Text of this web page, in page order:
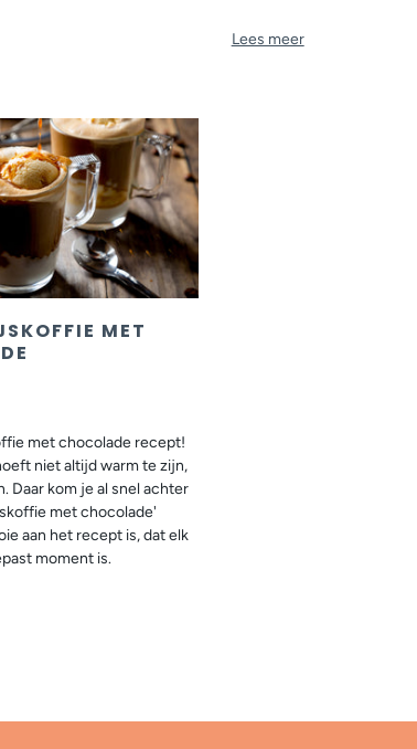
Lees meer
MET
met chocolade recept!
niet altijd warm te zijn,
Daar kom je al snel achter
met chocolade'
aan het recept is, dat elk
moment is.